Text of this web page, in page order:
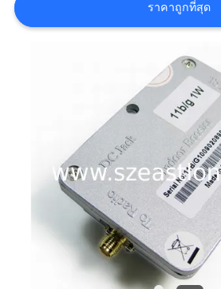
ข่าว
ใบ
เสนอ
ราคาถูกที่สุด